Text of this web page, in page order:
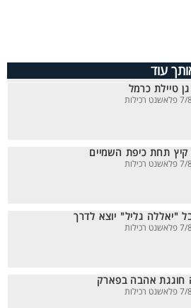
עוד
טיילת כרמל
קיץ תחת כיפת השמיים
"יאללה גליל" יוצא לדרך
חוגגת אהבה בפארק